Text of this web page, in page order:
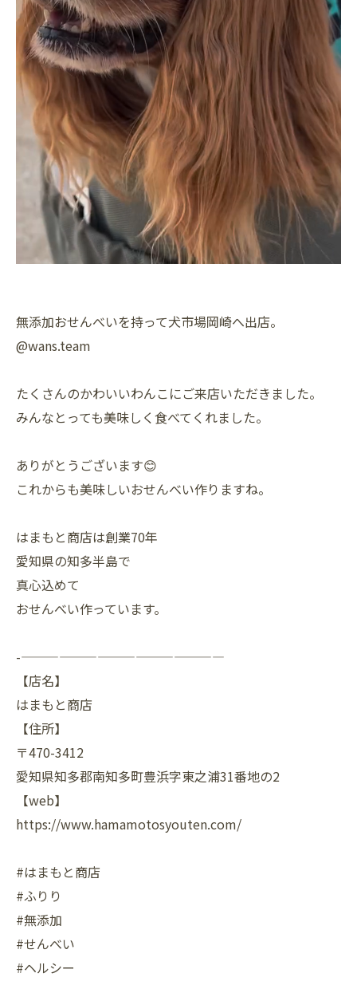
無添加おせんべいを持って犬市場岡崎へ出店。
@wans.team
たくさんのかわいいわんこにご来店いただきました。
みんなとっても美味しく食べてくれました。
ありがとうございます😊
これからも美味しいおせんべい作りますね。
はまもと商店は創業70年
愛知県の知多半島で
真心込めて
おせんべい作っています。
-————————————————
【店名】
はまもと商店
【住所】
〒470-3412
愛知県知多郡南知多町豊浜字東之浦31番地の2
【web】
https://www.hamamotosyouten.com/
#はまもと商店
#ふりり
#無添加
#せんべい
#ヘルシー